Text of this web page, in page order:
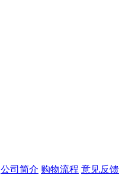
公司简介 购物流程 意见反馈